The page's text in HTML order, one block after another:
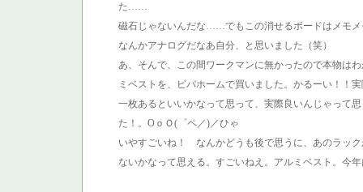
た……
磁石じゃないんだな……でもこの消せるボードはメモ
なんかアナログだなあ自分、と思いました（笑）
あ、そんで、この間ワークマンに無かったので本物は
ミベストを、ビバホームで買いました。かるーい！！
一枚あるといいかなって思って、実際良いんじゃって
た！。OｏＯ(゜ペ／)／ひゃ
いやすごいね！ なんかどうも後で思うに、あのラッ
ないかなって思える。すごいねえ。アルミベスト。今